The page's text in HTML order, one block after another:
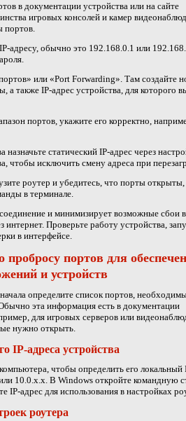
в документации устройства или на сайте
игровых консолей и камер
портов.
адресу, обычно это 192.168.0.1 или
или «Port Forwarding». Там создайте
также IP-адрес устройства, для которого
портов, укажите его корректно,
назначьте статический IP-адрес через
чтобы исключить смену адреса при
роутер и убедитесь, что порты открыты,
в терминале.
и минимизирует возможные сбои
Проверьте работу устройства,
в интерфейсе.
портов для
и устройств
определите список портов,
эта информация есть в документации
для игровых серверов или
нужно открыть.
IP-адреса устройства
чтобы определить его локальный
10.0.x.x. В Windows откройте командную
адрес для использования в настройках
роутера